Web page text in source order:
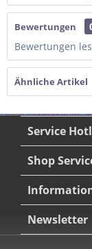
Bewertungen
Bewertungen
Ähnliche Artikel
Service
Shop
Newsletter